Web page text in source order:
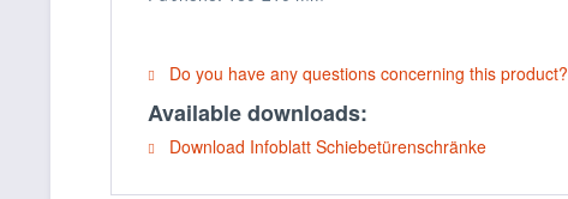
Do you have any questions concerning this product?
Available downloads:
Download Infoblatt Schiebetürenschränke